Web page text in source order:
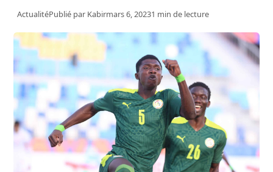
ActualitéPublié par Kabirmars 6, 20231 min de lecture